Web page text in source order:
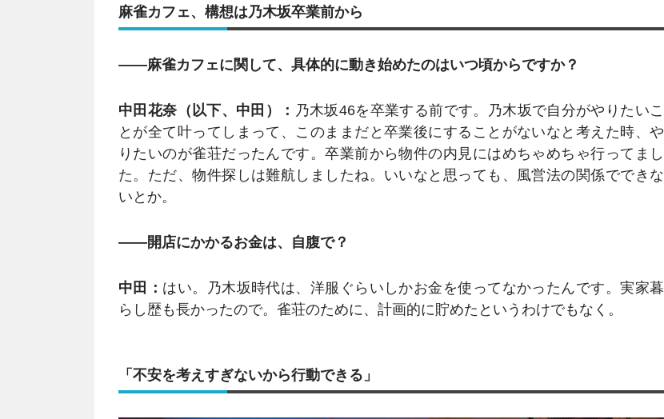
麻雀カフェ、構想は乃木坂卒業前から
――麻雀カフェに関して、具体的に動き始めたのはいつ頃からですか？
中田花奈（以下、中田）： 乃木坂46を卒業する前です。乃木坂で自分がやりたいこ
とが全て叶ってしまって、このままだと卒業後にすることがないなと考えた時、や
りたいのが雀荘だったんです。卒業前から物件の内見にはめちゃめちゃ行ってまし
た。ただ、物件探しは難航しましたね。いいなと思っても、風営法の関係でできな
いとか。
――開店にかかるお金は、自腹で？
中田： はい。乃木坂時代は、洋服ぐらいしかお金を使ってなかったんです。実家暮
らし歴も長かったので。雀荘のために、計画的に貯めたというわけでもなく。
「不安を考えすぎないから行動できる」